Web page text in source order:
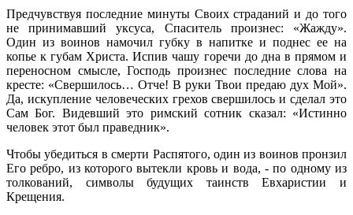
Предчувствуя последние минуты Своих страданий и до того
не принимавший уксуса, Спаситель произнес: «Жажду».
Один из воинов намочил губку в напитке и поднес ее на
копье к губам Христа. Испив чашу горечи до дна в прямом и
переносном смысле, Господь произнес последние слова на
кресте: «Свершилось… Отче! В руки Твои предаю дух Мой».
Да, искупление человеческих грехов свершилось и сделал это
Сам Бог. Видевший это римский сотник сказал: «Истинно
человек этот был праведник».
Чтобы убедиться в смерти Распятого, один из воинов пронзил
Его ребро, из которого вытекли кровь и вода, - по одному из
толкований, символы будущих таинств Евхаристии и
Крещения.